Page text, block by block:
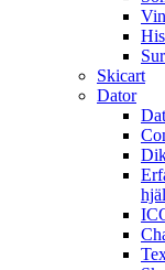
Skicart
Dator